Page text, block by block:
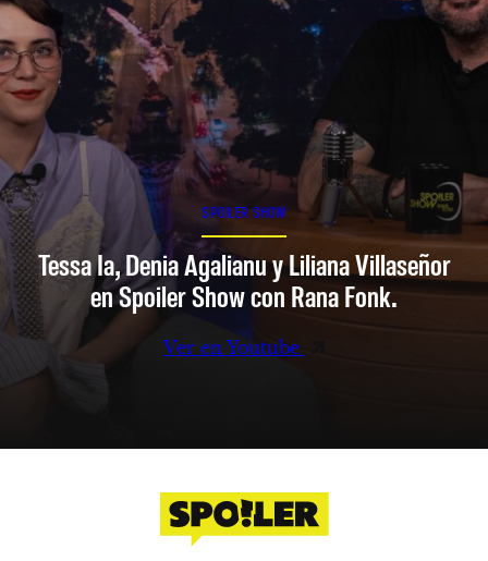
SPOILER SHOW
Tessa Ia, Denia Agalianu y Liliana Villaseñor
en Spoiler Show con Rana Fonk.
Ver en Youtube